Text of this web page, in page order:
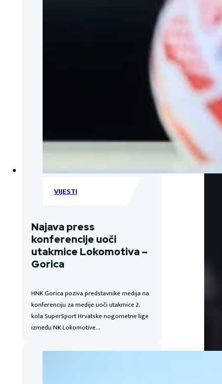
VIJESTI
Najava press
konferencije uoči
utakmice Lokomotiva –
Gorica
HNK Gorica poziva predstavnike medija na
konferenciju za medije uoči utakmice 2.
kola SuperSport Hrvatske nogometne lige
između NK Lokomotive…